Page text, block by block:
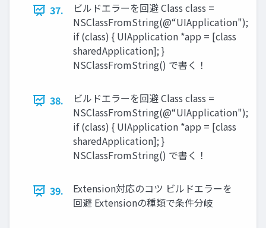
37.
ビルドエラーを回避 Class class =
NSClassFromString(@“UIApplication");
if (class) { UIApplication *app = [class
sharedApplication]; }
NSClassFromString() で書く！
38.
ビルドエラーを回避 Class class =
NSClassFromString(@“UIApplication");
if (class) { UIApplication *app = [class
sharedApplication]; }
NSClassFromString() で書く！
39.
Extension対応のコツ ビルドエラーを
回避 Extensionの種類で条件分岐